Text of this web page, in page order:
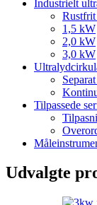
Industrielt
Rustfrit
1,5 kW
2,0 kW
3,0 kW
Tilpassede
Udvalgte